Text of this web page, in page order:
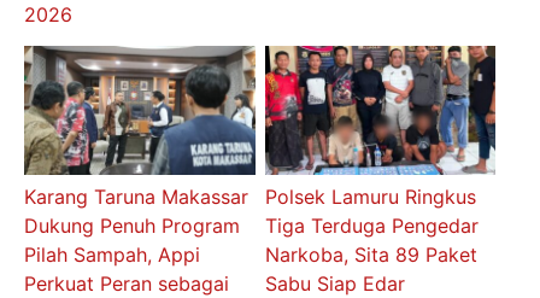
2026
Karang Taruna Makassar
Dukung Penuh Program
Pilah Sampah, Appi
Perkuat Peran sebagai
Polsek Lamuru Ringkus
Tiga Terduga Pengedar
Narkoba, Sita 89 Paket
Sabu Siap Edar